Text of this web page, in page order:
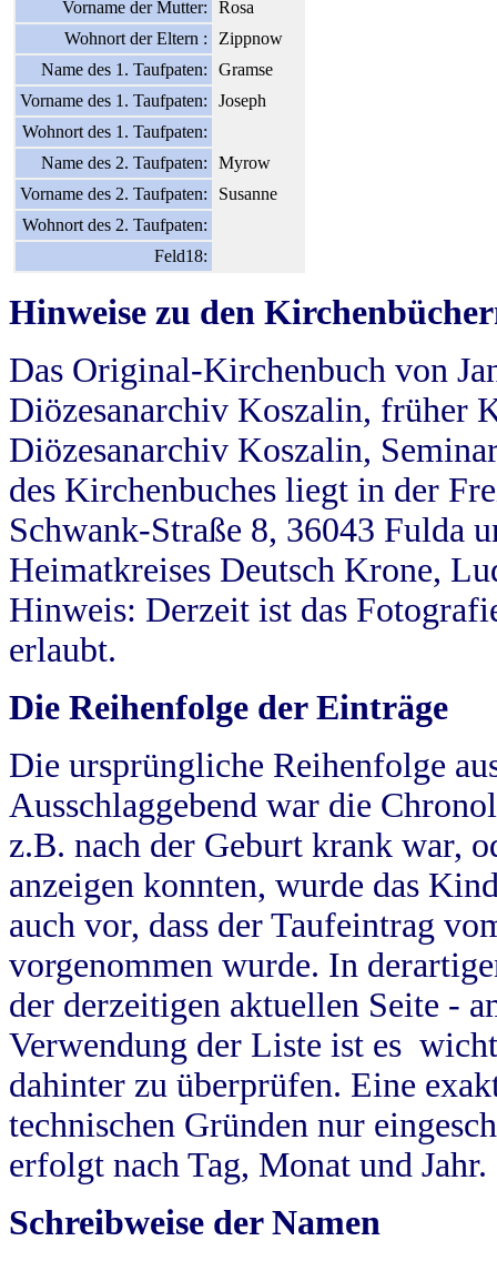
Vorname der Mutter:
Rosa
Wohnort der Eltern :
Zippnow
Name des 1. Taufpaten:
Gramse
Vorname des 1. Taufpaten:
Joseph
Wohnort des 1. Taufpaten:
Name des 2. Taufpaten:
Myrow
Vorname des 2. Taufpaten:
Susanne
Wohnort des 2. Taufpaten:
Feld18:
Hinweise zu den
Das Original-Kirchenbuch von
Diözesanarchiv Koszalin, früher
Diözesanarchiv Koszalin,
des Kirchenbuches liegt in der
Schwank-Straße 8, 36043 Fulda
Heimatkreises Deutsch Krone,
Hinweis: Derzeit ist das
erlaubt.
Die Reihenfolge der Einträge
Die ursprüngliche Reihenfolge
Ausschlaggebend war die
z.B. nach der Geburt krank war,
anzeigen konnten, wurde das
auch vor, dass der Taufeintrag
vorgenommen wurde. In
der derzeitigen aktuellen Seite -
Verwendung der Liste ist es
dahinter zu überprüfen. Eine
technischen Gründen nur
erfolgt nach Tag, Monat und Jahr.
Schreibweise der Namen